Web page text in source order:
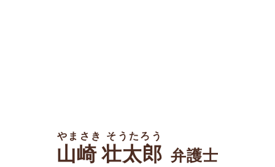
山崎 壮太郎
やまさき そうたろう
弁護士